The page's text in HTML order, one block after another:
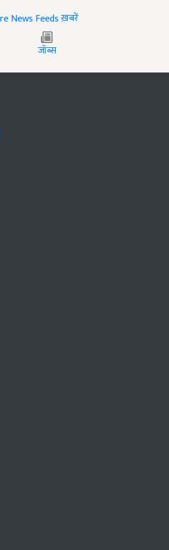
ख़बरें
जॉब्स